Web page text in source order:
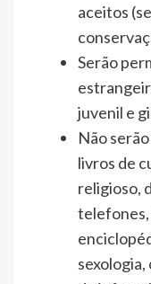
aceitos
Serão
juvenil e
Não
livros de
religioso,
telefones,
sexologia,